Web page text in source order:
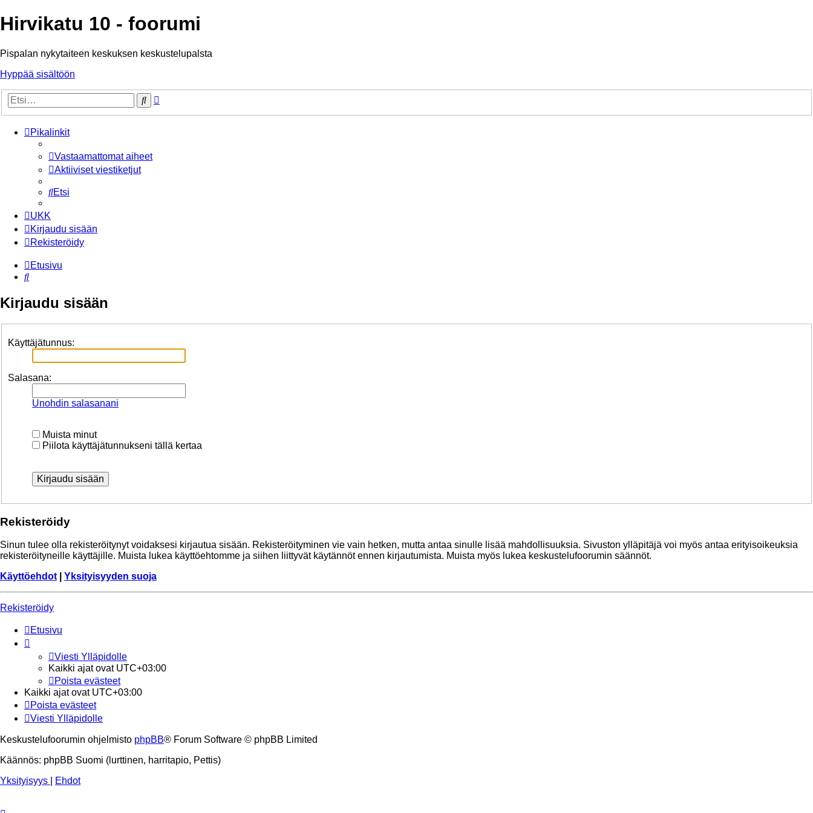
Hirvikatu 10 - foorumi
Pispalan nykytaiteen keskuksen keskustelupalsta
Hyppää sisältöön
Etsi
Pikalinkit
Vastaamattomat aiheet
Aktiiviset viestiketjut
Etsi
UKK
Kirjaudu sisään
Rekisteröidy
Etusivu
Etsi
Kirjaudu sisään
Käyttäjätunnus:
Salasana:
Unohdin salasanani
Muista minut
Piilota käyttäjätunnukseni tällä kertaa
Rekisteröidy
Sinun tulee olla rekisteröitynyt voidaksesi kirjautua sisään. Rekisteröityminen vie vain hetken, mutta antaa sinulle lisää mahdollisuuksia. Sivuston ylläpitäjä voi myös antaa erityisoikeuksia
rekisteröityneille käyttäjille. Muista lukea käyttöehtomme ja siihen liittyvät käytännöt ennen kirjautumista. Muista myös lukea keskustelufoorumin säännöt.
Käyttöehdot
Yksityisyyden suoja
Rekisteröidy
Etusivu
Viesti Ylläpidolle
Kaikki ajat ovat UTC+03:00
Poista evästeet
Kaikki ajat ovat UTC+03:00
Poista evästeet
Viesti Ylläpidolle
Keskustelufoorumin ohjelmisto phpBB® Forum Software © phpBB Limited
Käännös: phpBB Suomi (lurttinen, harritapio, Pettis)
Yksityisyys
Ehdot